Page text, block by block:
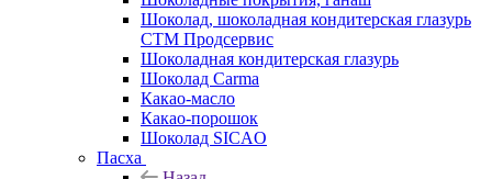
Шоколад, шоколадная кондитерская глазурь
СТМ Продсервис
Шоколадная кондитерская глазурь
Шоколад Carma
Какао-масло
Какао-порошок
Шоколад SICAO
Пасха